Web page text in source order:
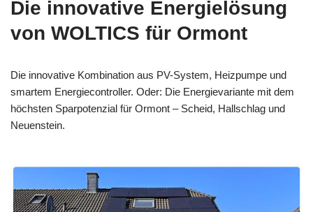
Die innovative Energielösung
von WOLTICS für Ormont
Die innovative Kombination aus PV-System, Heizpumpe und
smartem Energiecontroller. Oder: Die Energievariante mit dem
höchsten Sparpotenzial für Ormont – Scheid, Hallschlag und
Neuenstein.